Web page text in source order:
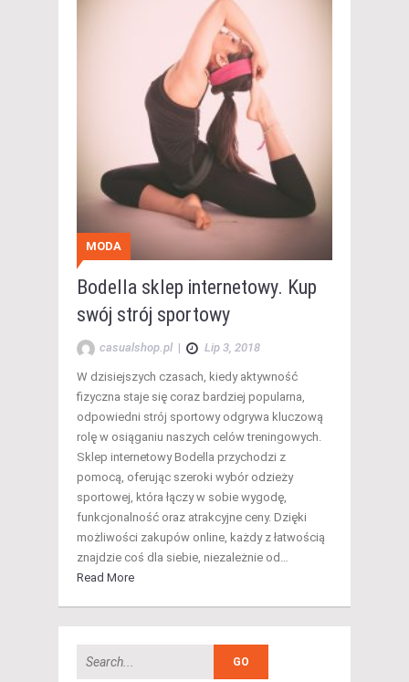
MODA
Bodella sklep internetowy. Kup
swój strój sportowy
casualshop.pl | Lip 3, 2018
W dzisiejszych czasach, kiedy aktywność
fizyczna staje się coraz bardziej popularna,
odpowiedni strój sportowy odgrywa kluczową
rolę w osiąganiu naszych celów treningowych.
Sklep internetowy Bodella przychodzi z
pomocą, oferując szeroki wybór odzieży
sportowej, która łączy w sobie wygodę,
funkcjonalność oraz atrakcyjne ceny. Dzięki
możliwości zakupów online, każdy z łatwością
znajdzie coś dla siebie, niezależnie od…
Read More